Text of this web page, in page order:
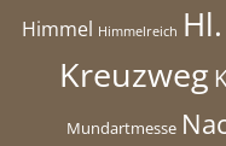
Himmel Himmelreich
Kreuzweg
Mundartmesse